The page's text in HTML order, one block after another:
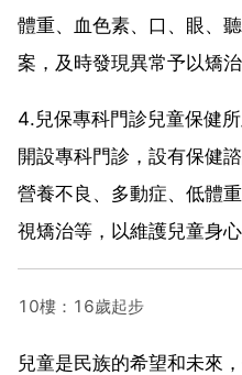
體重、血色素、口、眼、
案，及時發現異常予以矯治
4.兒保專科門診兒童保健
開設專科門診，設有保健
營養不良、多動症、低體
視矯治等，以維護兒童身心
10樓：16歲起步
兒童是民族的希望和未來